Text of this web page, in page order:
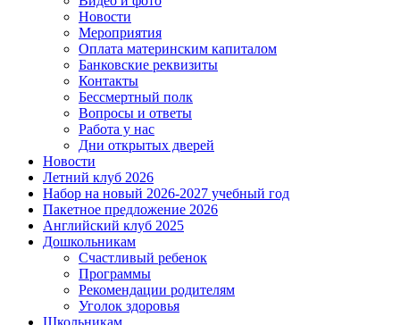
Новости
Мероприятия
Оплата материнским капиталом
Банковские реквизиты
Контакты
Бессмертный полк
Вопросы и ответы
Работа у нас
Дни открытых дверей
Новости
Летний клуб 2026
Набор на новый 2026-2027 учебный год
Пакетное предложение 2026
Английский клуб 2025
Дошкольникам
Счастливый ребенок
Программы
Рекомендации родителям
Уголок здоровья
Школьникам